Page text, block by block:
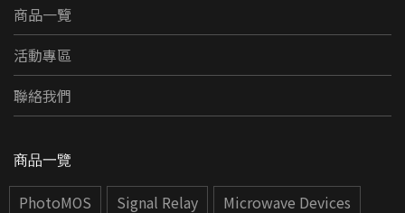
商品一覽
活動專區
聯絡我們
商品一覽
PhotoMOS Signal Relay Microwave Devices